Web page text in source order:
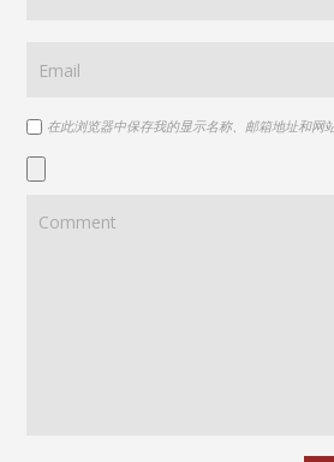
在此浏览器中保存我的显示名称、邮箱地址和网